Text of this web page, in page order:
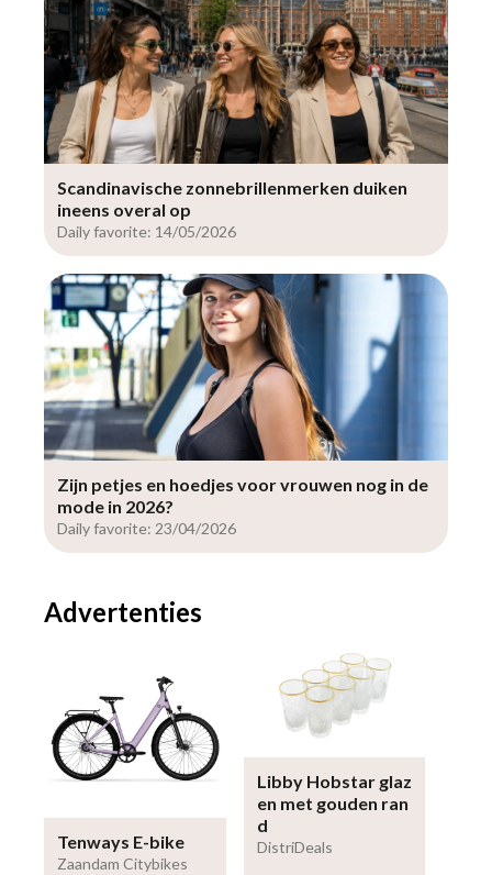
Scandinavische zonnebrillenmerken duiken
ineens overal op
Daily favorite: 14/05/2026
Zijn petjes en hoedjes voor vrouwen nog in de
mode in 2026?
Daily favorite: 23/04/2026
Advertenties
Tenways E-bike
Zaandam Citybikes
Libby Hobstar glaz
en met gouden ran
d
DistriDeals